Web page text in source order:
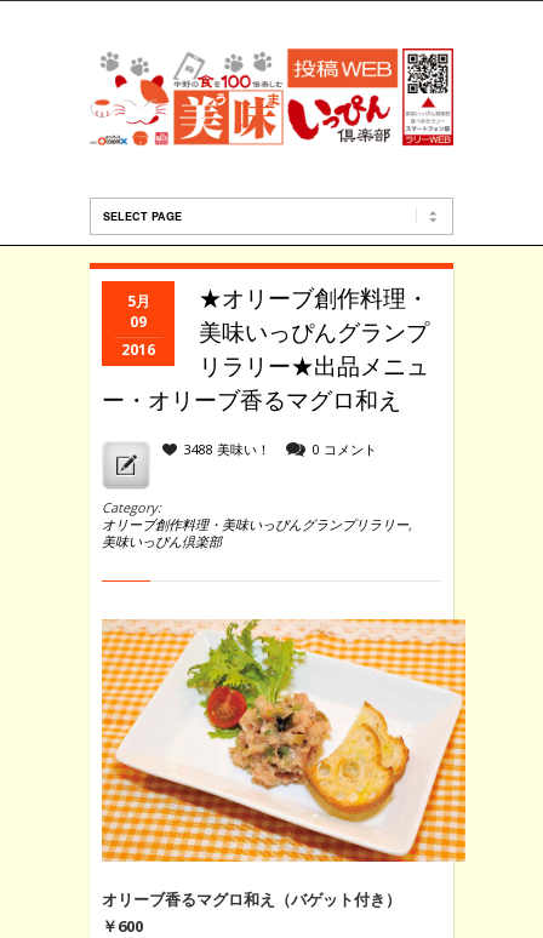
5月
09
2016
★オリーブ創作料理・
美味いっぴんグランプ
リラリー★出品メニュ
ー・オリーブ香るマグロ和え
3488 美味い！ 0 コメント
Category:
オリーブ創作料理・美味いっぴんグランプリラリー,
美味いっぴん倶楽部
オリーブ香るマグロ和え（バゲット付き）
￥600